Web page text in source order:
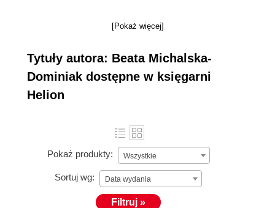
kongresach. Angażuje się w wiele inicjatyw, w
w wyzwania, i wspiera poszukiwanie skutecznych
rozwiązań.
[Pokaż więcej]
Tytuły autora: Beata Michalska-
Dominiak dostępne w księgarni
Helion
Pokaż produkty: Wszystkie
Sortuj wg: Data wydania
Filtruj »